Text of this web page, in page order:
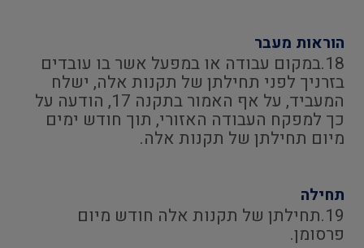
הוראות מעבר
18.במקום עבודה או במפעל אשר בו עובדים
בזרניך לפני תחילתן של תקנות אלה, ישלח
המעביד, על אף האמור בתקנה 17, הודעה על
כך למפקח העבודה האזורי, תוך חודש ימים
מיום תחילתן של תקנות אלה.
תחילה
19.תחילתן של תקנות אלה חודש מיום
פרסומן.